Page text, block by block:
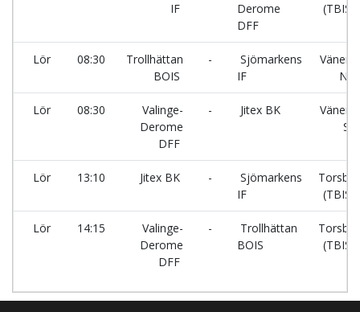
IF
Derome
DFF
(TBIS-
Lör 08:30
Trollhättan
BOIS
-
Sjömarkens
IF
Lör 08:30
Valinge-
Derome
DFF
- Jitex BK
Lör 13:10 Jitex BK -
Sjömarkens
IF
(TBIS-
Lör 14:15
Valinge-
Derome
DFF
-
Trollhättan
BOIS
(TBIS-